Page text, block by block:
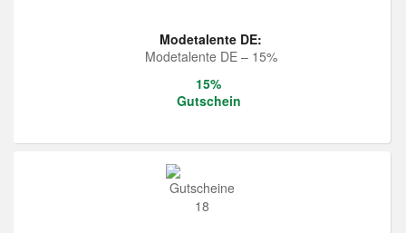
Modetalente DE:
Modetalente DE – 15%
15%
Gutschein